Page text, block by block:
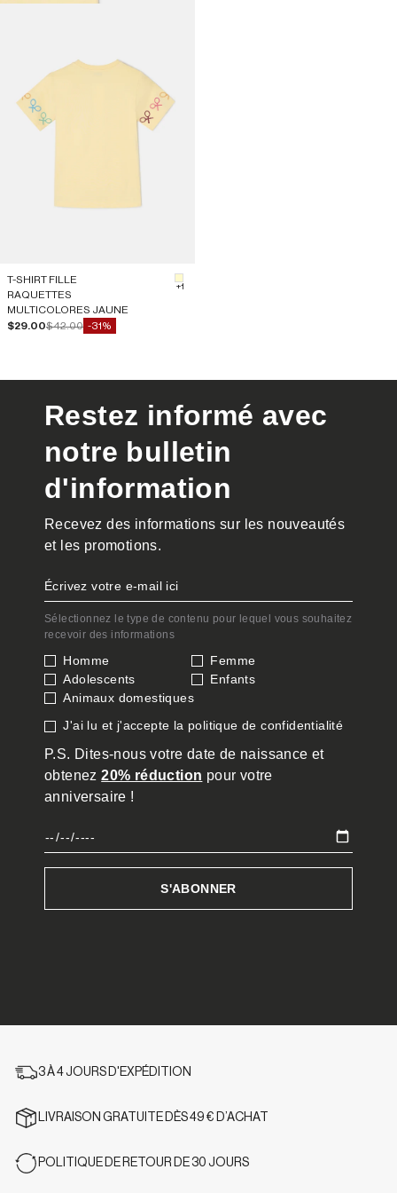
T-SHIRT FILLE
RAQUETTES
MULTICOLORES JAUNE
Prix de vente
$29.00Prix normal
$42.00 -31%
#FFFACD
+1
3 À 4 JOURS D'EXPÉDITION
LIVRAISON GRATUITE DÈS 49 € D’ACHAT
POLITIQUE DE RETOUR DE 30 JOURS